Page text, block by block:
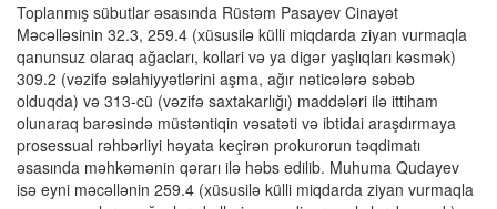
Toplanmış sübutlar əsasında Rüstəm Pasayev Cinayət
Məcəlləsinin 32.3, 259.4 (xüsusilə külli miqdarda ziyan vurmaqla
qanunsuz olaraq ağacları, kollari və ya digər yaşlıqları kəsmək)
309.2 (vəzifə səlahiyyətlərini aşma, ağır nəticələrə səbəb
olduqda) və 313-cü (vəzifə saxtakarlığı) maddələri ilə ittiham
olunaraq barəsində müstəntiqin vəsatəti və ibtidai araşdırmaya
prosessual rəhbərliyi həyata keçirən prokurorun təqdimatı
əsasında məhkəmənin qərarı ilə həbs edilib. Muhuma Qudayev
isə eyni məcəllənin 259.4 (xüsusilə külli miqdarda ziyan vurmaqla